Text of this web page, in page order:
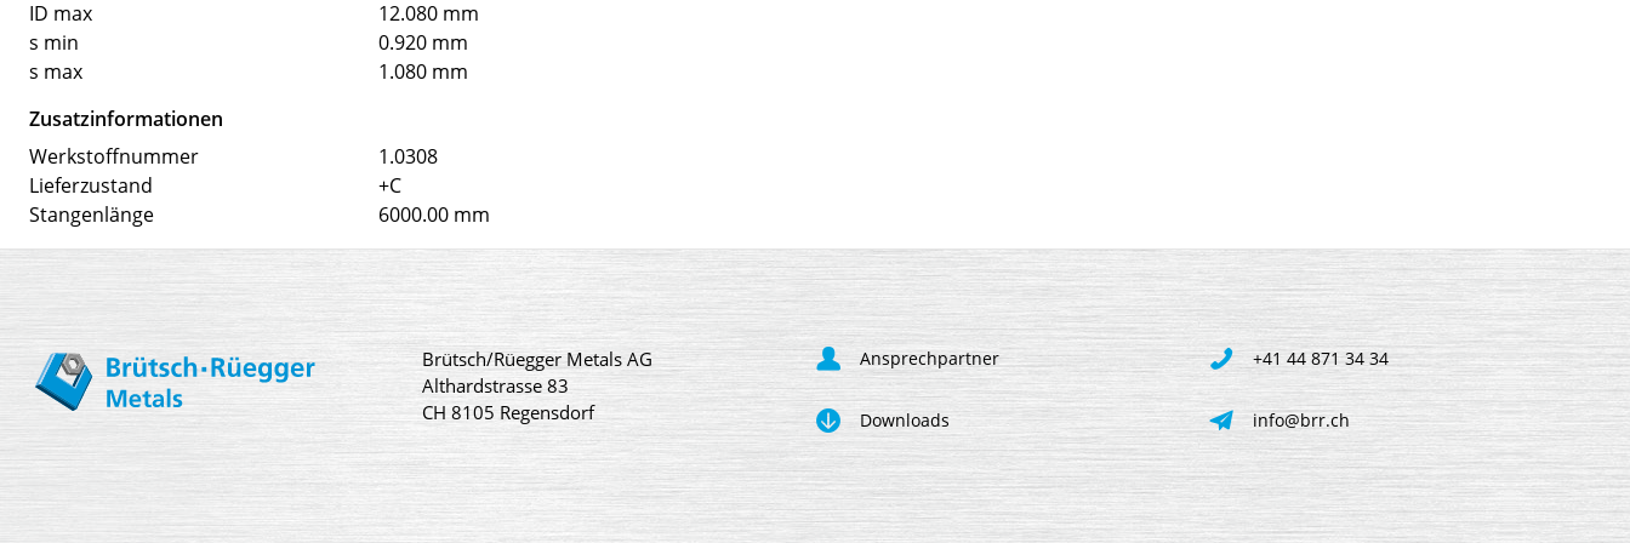
ID max
12.080 mm
s min
0.920 mm
s max
1.080 mm
Zusatzinformationen
Werkstoffnummer
1.0308
Lieferzustand
+C
Stangenlänge
6000.00 mm
Brütsch/Rüegger Metals AG
Althardstrasse 83
CH 8105 Regensdorf
Ansprechpartner +41 44 871 34 34
Downloads info@brr.ch